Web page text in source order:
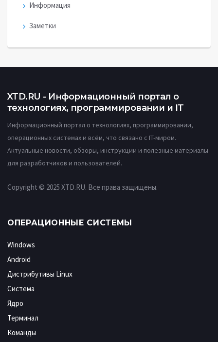
Информация
Заметки
XTD.RU - Информационный портал о
технологиях, программировании и IT
Информационный портал о технологиях, программировании,
операционных системах и всём, что связано с IT-миром.
Актуальные новости, обзоры, инструкции и полезные материалы
для разработчиков и пользователей.
Copyright © 2025 XTD.RU. Все права защищены.
ОПЕРАЦИОННЫЕ СИСТЕМЫ
Windows
Android
Дистрибутивы Linux
Система
Ядро
Терминал
Команды